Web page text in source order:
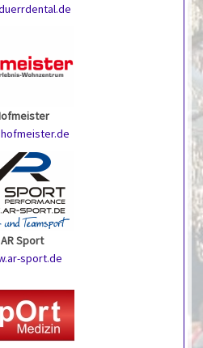
AR Sport
sport.de